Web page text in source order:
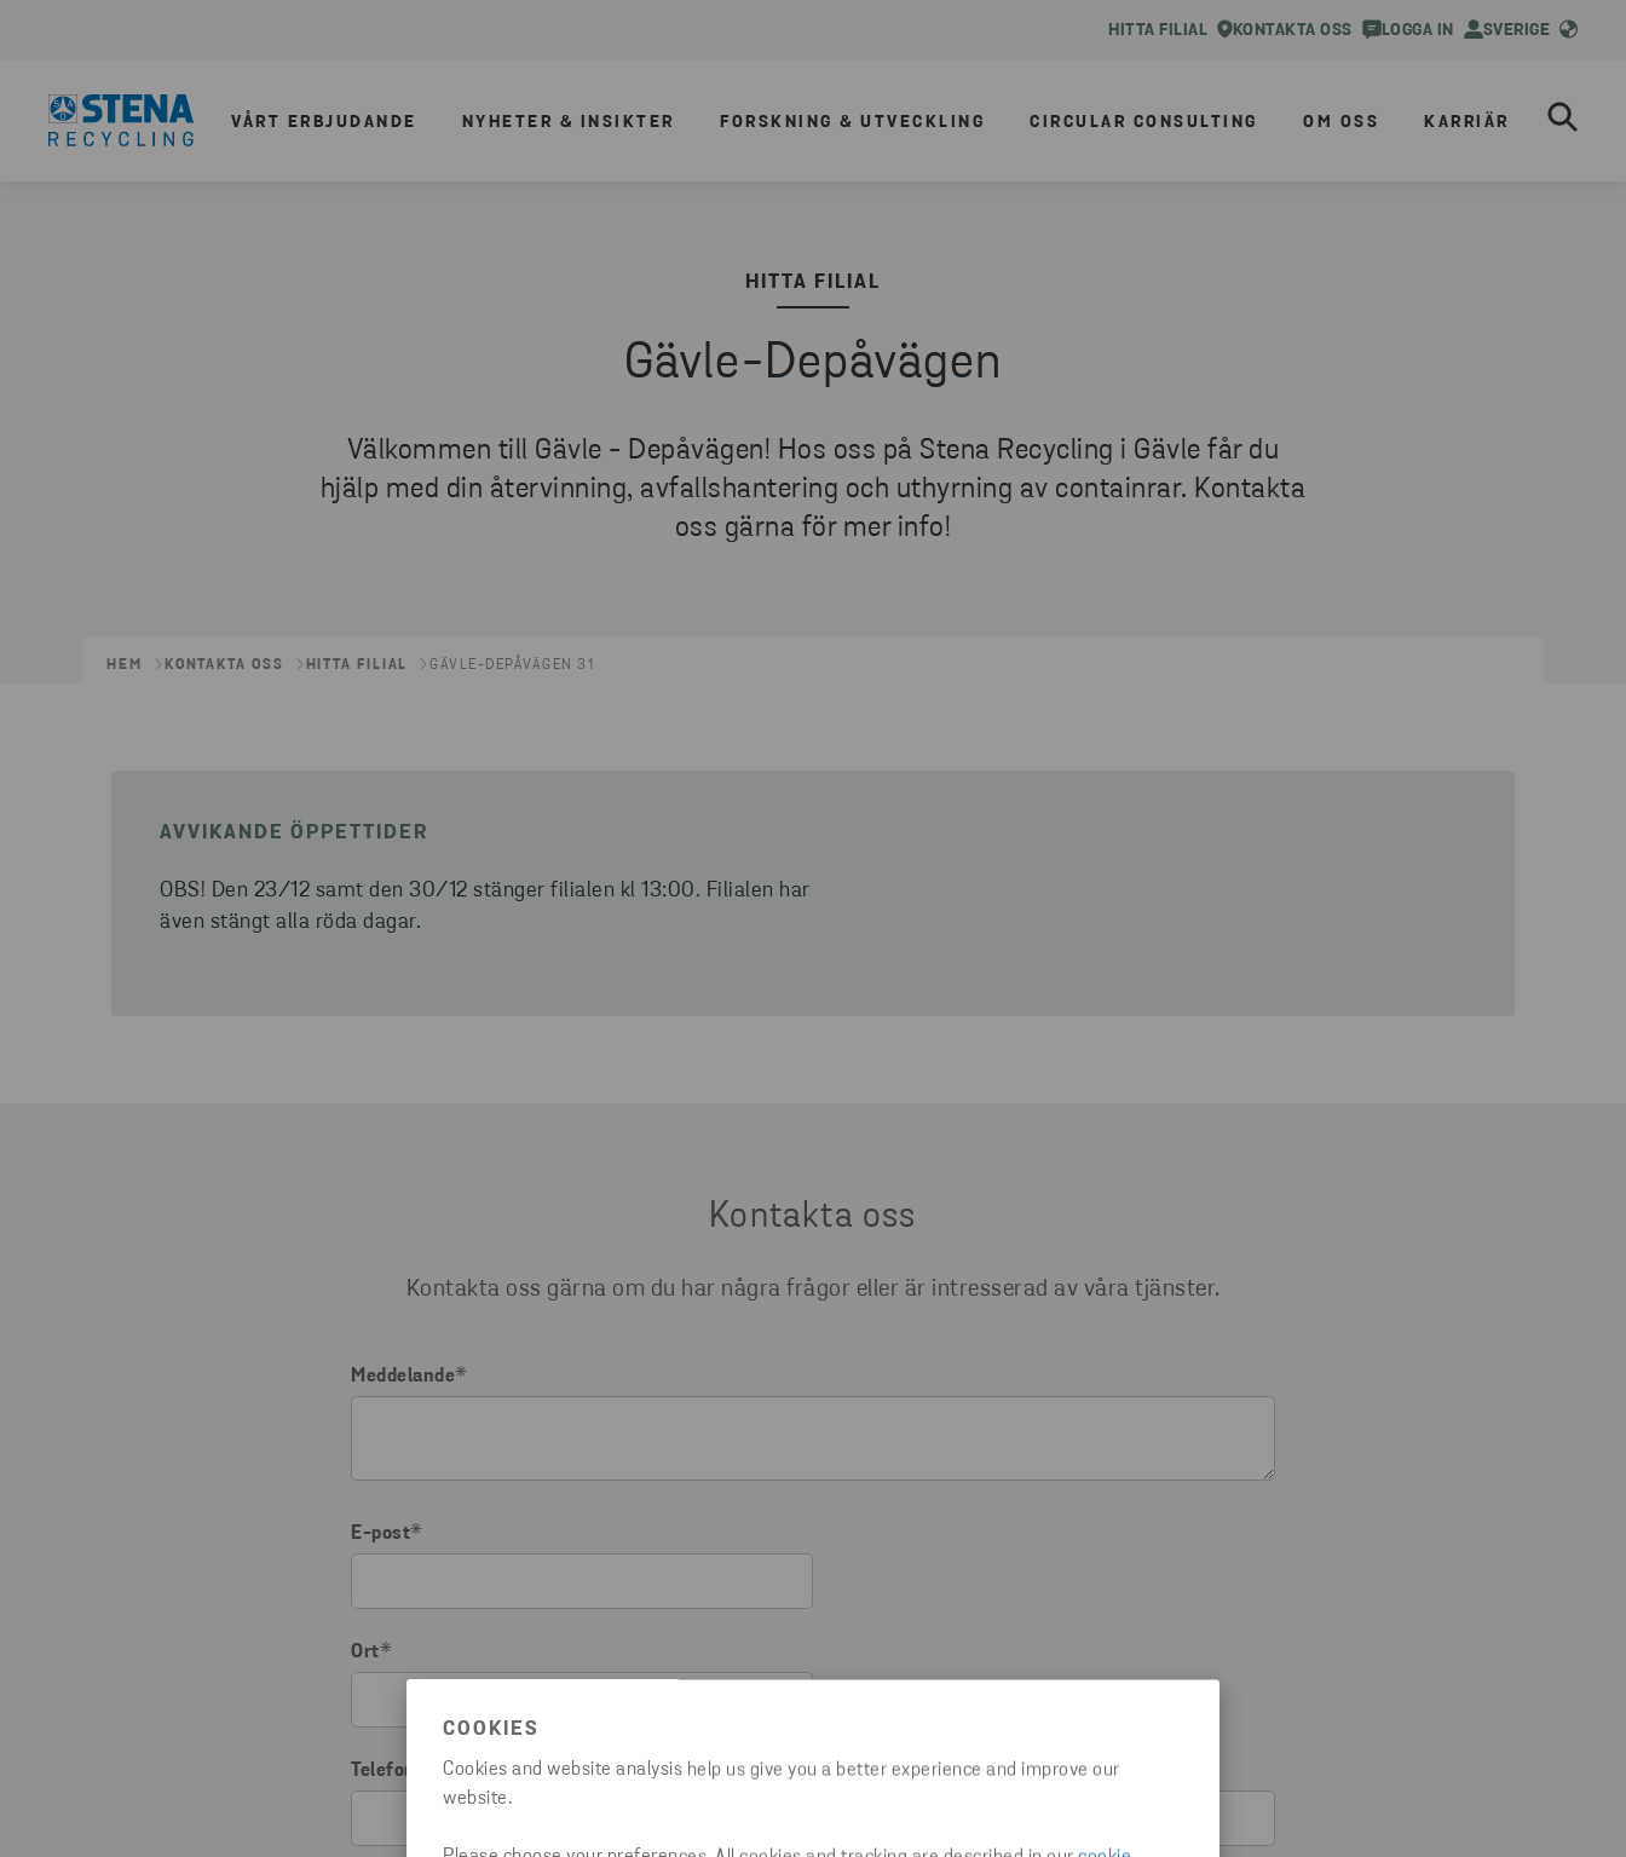
COOKIES
Cookies and website analysis help us give you a better experience and improve our
website.
HITTA FILIAL KONTAKTA OSS LOGGA IN SVERIGE
VÅRT ERBJUDANDE NYHETER & INSIKTER FORSKNING & UTVECKLING CIRCULAR CONSULTING OM OSS KARRIÄR
HITTA FILIAL
Gävle-Depåvägen
Välkommen till Gävle - Depåvägen! Hos oss på Stena Recycling i Gävle får du
hjälp med din återvinning, avfallshantering och uthyrning av containrar. Kontakta
oss gärna för mer info!
HEM KONTAKTA OSS HITTA FILIAL GÄVLE-DEPÅVÄGEN 31
AVVIKANDE ÖPPETTIDER
OBS! Den 23/12 samt den 30/12 stänger filialen kl 13:00. Filialen har
även stängt alla röda dagar.
Kontakta oss
Kontakta oss gärna om du har några frågor eller är intresserad av våra tjänster.
Meddelande*
E-post*
Ort*
Telefonnummer